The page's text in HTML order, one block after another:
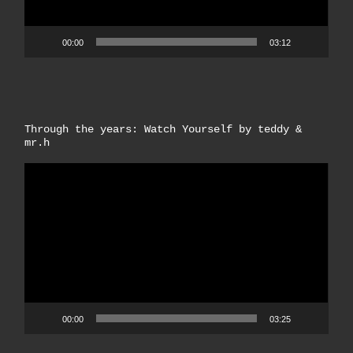
00:00 03:12
Through the years: Watch Yourself by teddy &
mr.h
00:00 03:25